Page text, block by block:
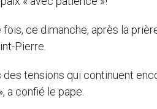
ce dimanche, après la
Pierre.
tensions qui continuent
a confié le pape.